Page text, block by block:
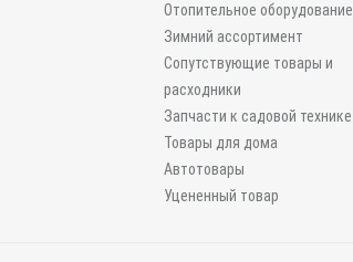
Отопительное оборудование
Зимний ассортимент
Сопутствующие товары и
расходники
Запчасти к садовой технике
Товары для дома
Автотовары
Уцененный товар